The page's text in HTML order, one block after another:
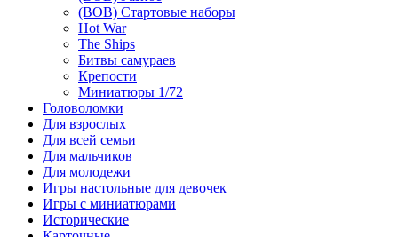
(ВОВ) Стартовые наборы
Hot War
The Ships
Битвы самураев
Крепости
Миниатюры 1/72
Головоломки
Для взрослых
Для всей семьи
Для мальчиков
Для молодежи
Игры настольные для девочек
Игры с миниатюрами
Исторические